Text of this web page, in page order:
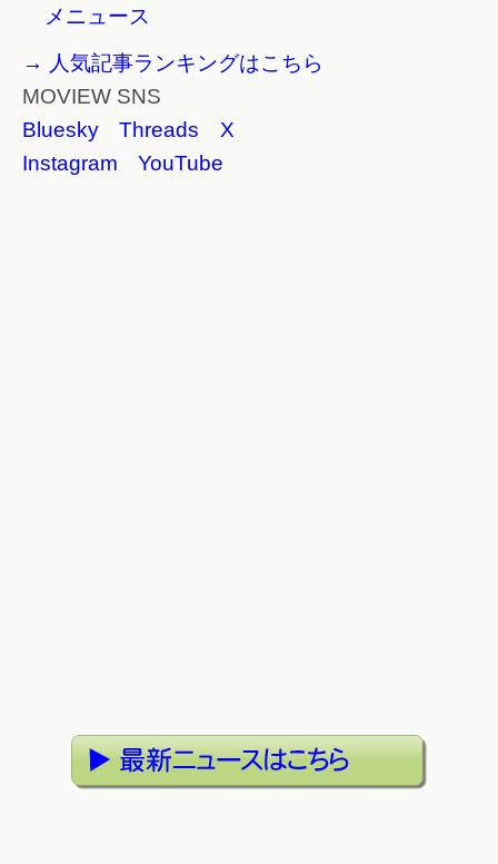
メニュース
→ 人気記事ランキングはこちら
MOVIEW SNS
Bluesky
Threads
X
Instagram
YouTube